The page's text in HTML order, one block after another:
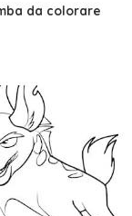
da colorare